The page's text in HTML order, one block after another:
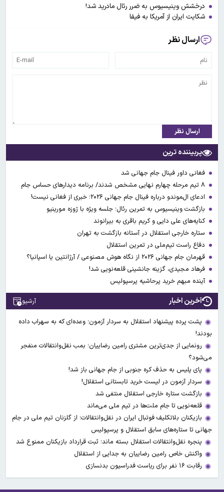
درخشش وینیسیوس به ضرر رئال مادرید شد!
شکایت ایران از آمریکا به فیفا
ارسال نظر
ارسال نظر
پربیننده ترین
فغانی داور فینال جام جهانی شد
ادعای ال‌‍موندو درباره فینال جام جهانی ۲۰۲۶؛ خبری از فغانی نیست!
بازگشت وینیسیوس به تمرین رئال؛ جلسه ویژه با ژوزه مورینیو
کنایه‌های علی دایی و کریم باقری به بیرانوند
ستاره خارجی استقلال در آستانه بازگشت به تهران
دفاع راست تیم‌ملی در تمرین استقلال
قهرمان جام جهانی ۲۰۲۶ از نگاه هوش مصنوعی / آرژانتین یا اسپانیا؟
فرهاد مجیدی، گزینه جانشینی قلعه‌نویی شد!
آینده مبهم خرید پرحاشیه پرسپولیس
آخرین اخبار آرشیو
پشت پرده پیشنهاد استقلال به سردار آزمون؛ وعده‌ای که به سهراب داده
بودند!
رونمایی از جدی‌ترین مشتری رامین رضاییان؛ بمب نقل‌وانتقالات منفجر
می‌شود؟
پای پلیس به حذف کره جنوبی از جام جهانی باز شد!
سردار آزمون در لیست خرید تابستانی استقلال!
بازگشت ستاره خارجی استقلال منتفی شد
قلعه‌نویی تا جام ملت‌ها در تیم ملی می‌ماند
بازیکنان بلاتکلیف فوتبال ایران در نقل‌وانتقالات؛ از گلزنان تیم ملی در جام
جهانی تا ستاره‌های سابق استقلال و پرسپولیس
پنجره نقل‌وانتقالات استقلال بسته ماند؛ ثبت قرارداد بازیکنان ممنوع شد
واکنش خاص رامین رضاییان به جدایی از استقلال
رقابت ۱۶ نفر برای ریاست فدراسیون بدنسازی